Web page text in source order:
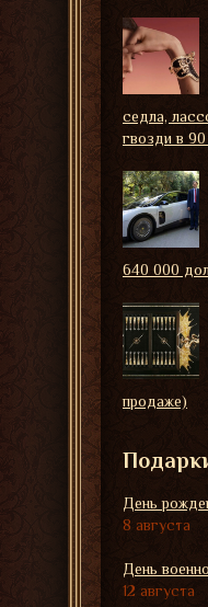
седла,
гвозди в 90
640 000
продаже)
День
8 августа
День
12 августа